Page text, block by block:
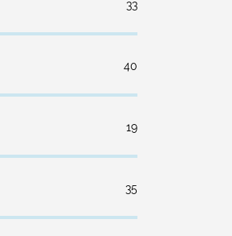
33
40
19
35